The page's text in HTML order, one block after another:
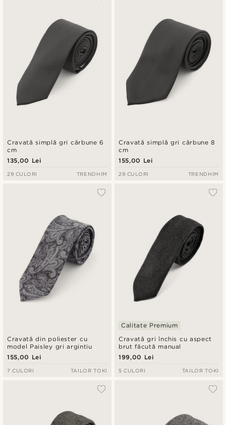
Cravată simplă gri cărbune 6
cm
135,00 Lei
29 CULORI TRENDHIM
Cravată simplă gri cărbune 8
cm
155,00 Lei
29 CULORI TRENDHIM
Cravată din poliester cu
model Paisley gri argintiu
155,00 Lei
7 CULORI TAILOR TOKI
Cravată gri închis cu aspect
brut făcută manual
Calitate Premium
199,00 Lei
5 CULORI TAILOR TOKI